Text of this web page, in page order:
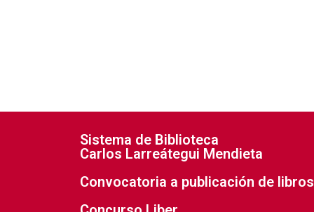
Sistema de Biblioteca
Carlos Larreátegui Mendieta
Convocatoria a publicación de libros